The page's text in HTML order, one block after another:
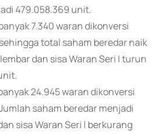
479.058.369 unit.
7.340 waran dikonversi
total saham beredar naik
dan sisa Waran Seri I turun
24.945 waran dikonversi
saham beredar menjadi
sisa Waran Seri I berkurang